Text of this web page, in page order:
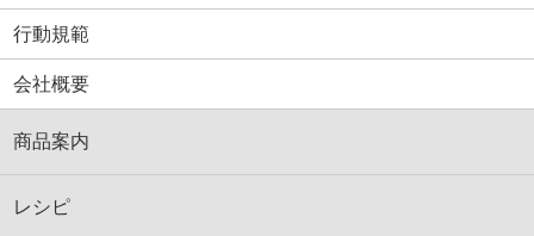
行動規範
会社概要
商品案内
レシピ